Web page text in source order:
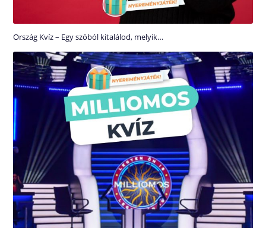
Ország Kvíz – Egy szóból kitalálod, melyik…